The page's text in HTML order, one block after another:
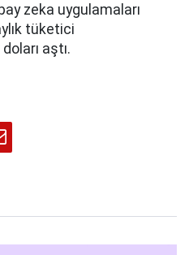
zeka uygulamaları
tüketici
aştı.